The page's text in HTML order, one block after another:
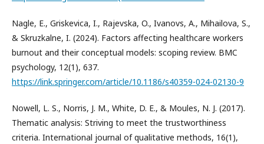
Nagle, E., Griskevica, I., Rajevska, O., Ivanovs, A., Mihailova, S.,
& Skruzkalne, I. (2024). Factors affecting healthcare workers
burnout and their conceptual models: scoping review. BMC
psychology, 12(1), 637.
https://link.springer.com/article/10.1186/s40359-024-02130-9
Nowell, L. S., Norris, J. M., White, D. E., & Moules, N. J. (2017).
Thematic analysis: Striving to meet the trustworthiness
criteria. International journal of qualitative methods, 16(1),